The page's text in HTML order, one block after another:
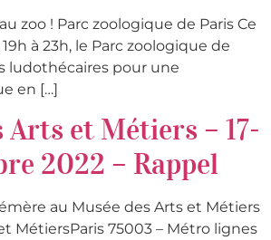
zoo ! Parc zoologique de Paris Ce
à 23h, le Parc zoologique de
ludothécaires pour une
en […]
Arts et Métiers – 17-
2022 – Rappel
au Musée des Arts et Métiers
MétiersParis 75003 – Métro lignes